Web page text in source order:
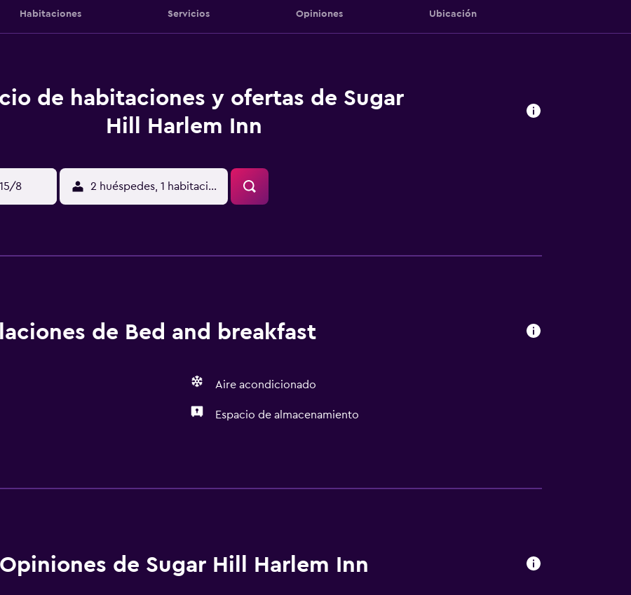
Habitaciones Servicios Opiniones Ubicación
de habitaciones y ofertas de Sugar
Hill Harlem Inn
8 2 huéspedes, 1 habitación
de Bed and breakfast
Aire acondicionado
Espacio de almacenamiento
Espacio de almacenamiento
Opiniones de Sugar Hill Harlem Inn